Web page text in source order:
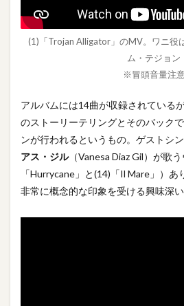
(1)「Trojan Alligator」のMV。ワニ役
ム・テジョン
※冒頭音量注
アルバムには14曲が収録されている
のストーリーテリングとそのバック
ンが行われるというもの。ゲストシン
アス・ジル（Vanesa Diaz Gil）が歌
「Hurrycane」と(14)「Il Mare」）
非常に概念的な印象を受ける興味深い